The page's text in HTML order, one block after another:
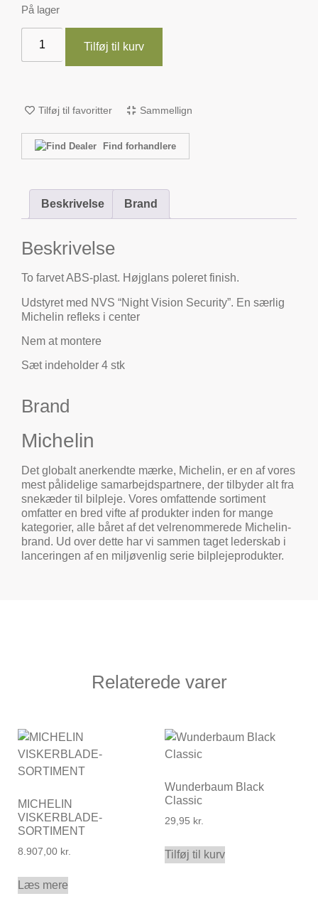
På lager
Tilføj til kurv
Tilføj til favoritter Sammellign
Find forhandlere
Beskrivelse Brand
Beskrivelse
To farvet ABS-plast. Højglans poleret finish.
Udstyret med NVS “Night Vision Security”. En særlig
Michelin refleks i center
Nem at montere
Sæt indeholder 4 stk
Brand
Michelin
Det globalt anerkendte mærke, Michelin, er en af vores
mest pålidelige samarbejdspartnere, der tilbyder alt fra
snekæder til bilpleje. Vores omfattende sortiment
omfatter en bred vifte af produkter inden for mange
kategorier, alle båret af det velrenommerede Michelin-
brand. Ud over dette har vi sammen taget lederskab i
lanceringen af en miljøvenlig serie bilplejeprodukter.
Relaterede varer
MICHELIN
VISKERBLADE-
SORTIMENT
8.907,00 kr.
Læs mere
Wunderbaum Black
Classic
29,95 kr.
Tilføj til kurv